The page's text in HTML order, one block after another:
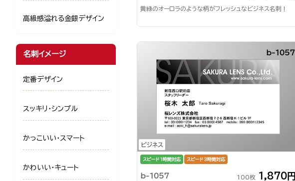
黄緑のオーロラのような柄がフレッシュなビジネス名刺！
ビジネス
b-1057
スピード1時間対応 スピード3時間対応
b-1057 100枚 1,870円
高級感溢れる金銀デザイン
名刺イメージ
定番デザイン
スッキリ・シンプル
かっこいい・スマート
かわいい・キュート